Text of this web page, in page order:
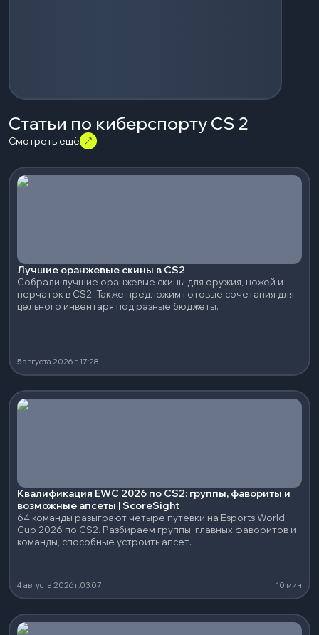
Статьи по киберспорту CS 2
Смотреть ещё
Лучшие оранжевые скины в CS2
Собрали лучшие оранжевые скины для оружия, ножей и
перчаток в CS2. Также предложим готовые сочетания для
цельного инвентаря под разные бюджеты.
5 августа 2026 г.17:28
Квалификация EWC 2026 по CS2: группы, фавориты и
возможные апсеты | ScoreSight
64 команды разыграют четыре путевки на Esports World
Cup 2026 по CS2. Разбираем группы, главных фаворитов и
команды, способные устроить апсет.
4 августа 2026 г.03:07 10 мин